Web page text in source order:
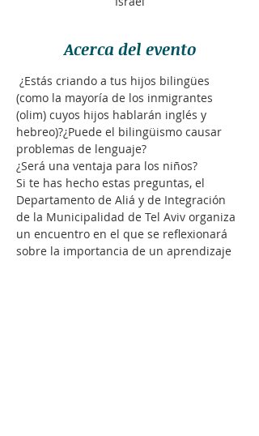
Acerca del evento
¿Estás criando a tus hijos bilingües
(como la mayoría de los inmigrantes
(olim) cuyos hijos hablarán inglés y
hebreo)?¿Puede el bilingüismo causar
problemas de lenguaje?
¿Será una ventaja para los niños?
Si te has hecho estas preguntas, el
Departamento de Aliá y de Integración
de la Municipalidad de Tel Aviv organiza
un encuentro en el que se reflexionará
sobre la importancia de un aprendizaje